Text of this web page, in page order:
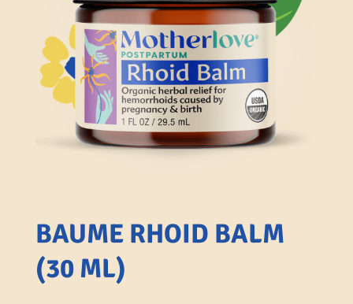
BAUME RHOID BALM
(30 ML)